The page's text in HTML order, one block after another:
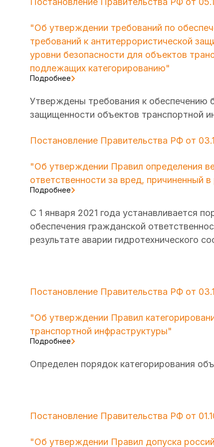
"Об утверждении требований по
требований к антитеррористической
уровни безопасности для объектов
подлежащих категорированию"
Подробнее
Утверждены требования к обеспечению
защищенности объектов транспортной
Постановление Правительства РФ от
"Об утверждении Правил определения
ответственности за вред, причиненный
Подробнее
С 1 января 2021 года устанавливается
обеспечения гражданской
результате аварии гидротехнического
Постановление Правительства РФ от
"Об утверждении Правил
транспортной инфраструктуры"
Подробнее
Определен порядок категорирования
Постановление Правительства РФ от
"Об утверждении Правил допуска